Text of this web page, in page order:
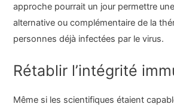
approche pourrait un jour permettre
alternative ou complémentaire de la
personnes déjà infectées par le virus.
Rétablir l’intégrité
Même si les scientifiques étaient